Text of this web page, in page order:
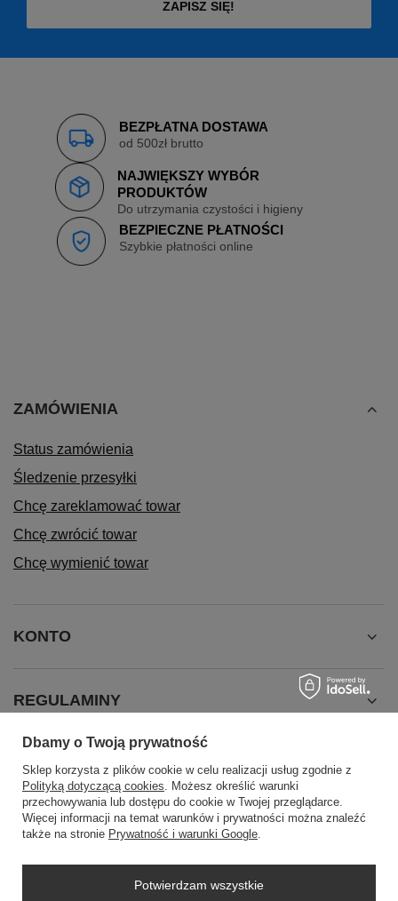
ZAPISZ SIĘ!
BEZPŁATNA DOSTAWA
od 500zł brutto
NAJWIĘKSZY WYBÓR
PRODUKTÓW
Do utrzymania czystości i higieny
BEZPIECZNE PŁATNOŚCI
Szybkie płatności online
ZAMÓWIENIA
Status zamówienia
Śledzenie przesyłki
Chcę zareklamować towar
Chcę zwrócić towar
Chcę wymienić towar
KONTO
REGULAMINY
INFORMACJE
Dbamy o Twoją prywatność
Sklep korzysta z plików cookie w celu realizacji usług zgodnie z
Polityką dotyczącą cookies. Możesz określić warunki
przechowywania lub dostępu do cookie w Twojej przeglądarce.
Więcej informacji na temat warunków i prywatności można znaleźć
także na stronie Prywatność i warunki Google.
Potwierdzam wszystkie